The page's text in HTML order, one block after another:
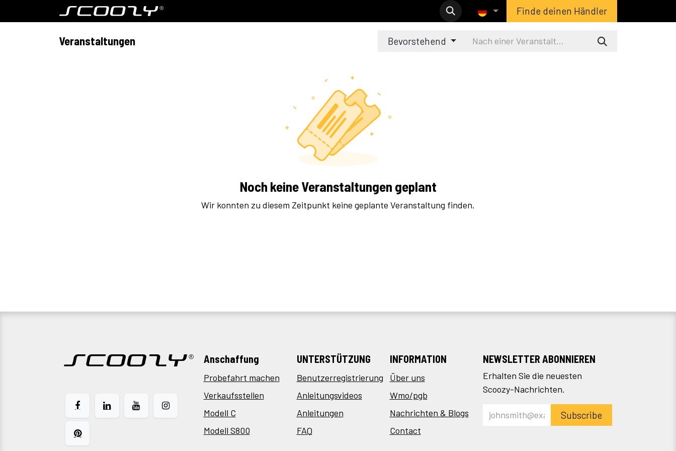
Zum Inhalt springen Finde deinen Händler
Veranstaltungen Bevorstehend
Noch keine Veranstaltungen geplant
Wir konnten zu diesem Zeitpunkt keine geplante Veranstaltung finden.
Anschaffung
Probefahrt machen
Verkaufsstellen
Modell C
Modell S800
UNTERSTÜTZUNG
Benutzerregistrierung
Anleitungsvideos
Anleitungen
FAQ
INFORMATION
Über uns
Wmo/pgb
Nachrichten & Blogs
Contact
NEWSLETTER ABONNIEREN
Erhalten Sie die neuesten
Scoozy-Nachrichten.
Subscribe